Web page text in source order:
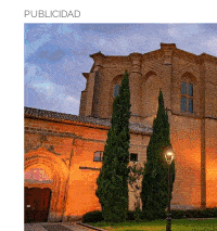
PUBLICIDAD
Estás leyendo